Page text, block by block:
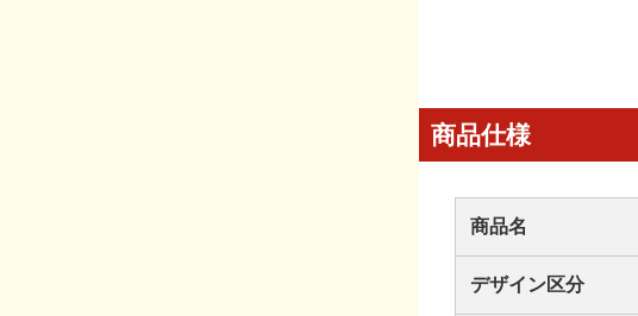
商品仕様
商品名
デザイン区分